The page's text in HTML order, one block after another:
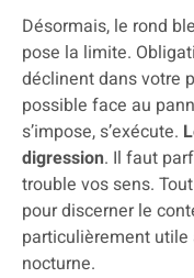
Désormais, le rond
pose la limite.
déclinent dans votre
possible face au
s’impose, s’exécute.
digression. Il faut
trouble vos sens.
pour discerner le
particulièrement utile
nocturne.